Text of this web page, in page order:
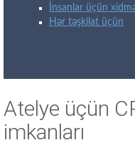
İnsanlar üçün
Hər təşkilat üçün
Atelye üçün
imkanları